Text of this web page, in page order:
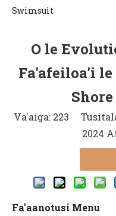
Swimsuit
O le
Fa'afeiloa'i le
Va'aiga: 223
2024
Fa'aanotusi Menu